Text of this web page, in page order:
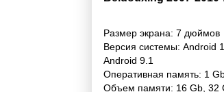
Размер экрана: 7 дюймов
Версия системы: Android
Android 9.1
Оперативная память: 1
Объем памяти: 16 Gb 32